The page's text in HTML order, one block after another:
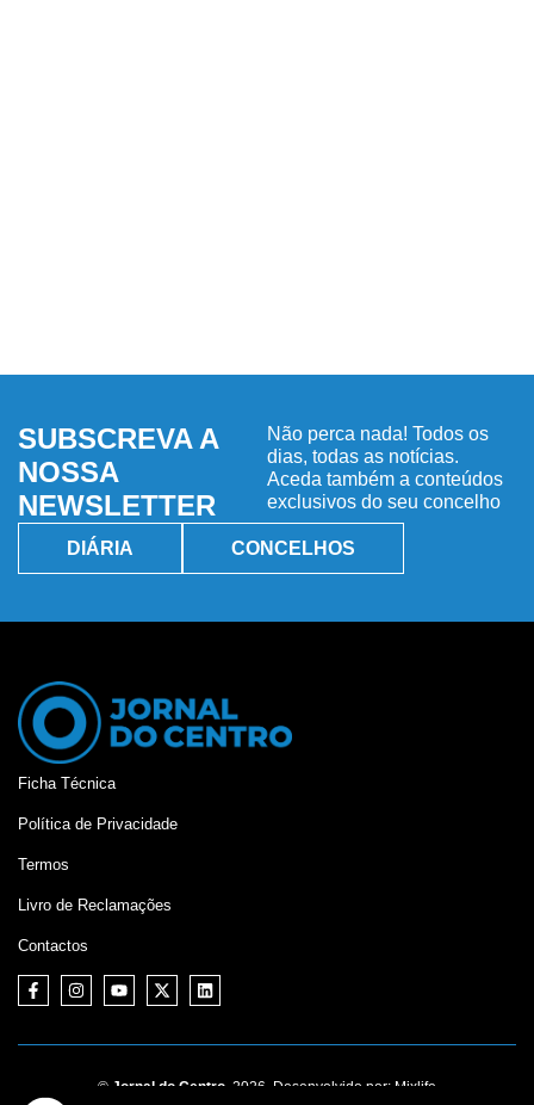
SUBSCREVA A
NOSSA
NEWSLETTER
Não perca nada! Todos os
dias, todas as notícias.
Aceda também a conteúdos
exclusivos do seu concelho
DIÁRIA CONCELHOS
Ficha Técnica
Política de Privacidade
Termos
Livro de Reclamações
Contactos
© Jornal do Centro, 2026. Desenvolvido por: Mixlife